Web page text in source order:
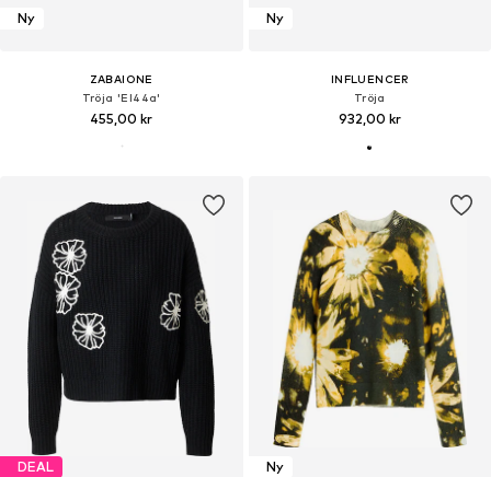
Ny
ZABAIONE
Tröja 'El44a'
455,00 kr
Ny
INFLUENCER
Tröja
932,00 kr
DEAL Ny